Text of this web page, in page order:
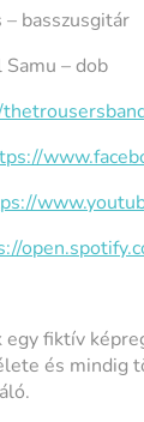
– basszusgitár
– dob
egy fiktív
és mindig